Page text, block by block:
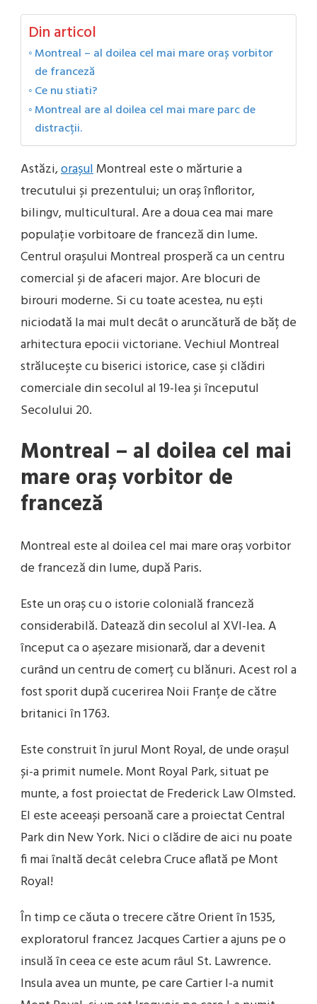
Din articol
Montreal – al doilea cel mai mare oraș vorbitor
de franceză
Ce nu stiati?
Montreal are al doilea cel mai mare parc de
distracții.
Astăzi,orașulMontreal este o mărturie a
trecutului și prezentului; un oraș înfloritor,
bilingv, multicultural. Are a doua cea mai mare
populație vorbitoare de franceză din lume.
Centrul orașului Montreal prosperă ca un centru
comercial și de afaceri major. Are blocuri de
birouri moderne. Si cu toate acestea, nu ești
niciodată la mai mult decât o aruncătură de băț de
arhitectura epocii victoriane. Vechiul Montreal
strălucește cu biserici istorice, case și clădiri
comerciale din secolul al 19-lea și începutul
Secolului 20.
Montreal – al doilea cel mai
mare oraș vorbitor de
franceză
Montreal este al doilea cel mai mare oraș vorbitor
de franceză din lume, după Paris.
Este un oraș cu o istorie colonială franceză
considerabilă. Datează din secolul al XVI-lea. A
început ca o așezare misionară, dar a devenit
curând un centru de comerț cu blănuri. Acest rol a
fost sporit după cucerirea Noii Franțe de către
britanici în 1763.
Este construit în jurul Mont Royal, de unde orașul
și-a primit numele. Mont Royal Park, situat pe
munte, a fost proiectat de Frederick Law Olmsted.
El este aceeași persoană care a proiectat Central
Park din New York. Nici o clădire de aici nu poate
fi mai înaltă decât celebra Cruce aflată pe Mont
Royal!
În timp ce căuta o trecere către Orient în 1535,
exploratorul francez Jacques Cartier a ajuns pe o
insulă în ceea ce este acum râul St. Lawrence.
Insula avea un munte, pe care Cartier l-a numit